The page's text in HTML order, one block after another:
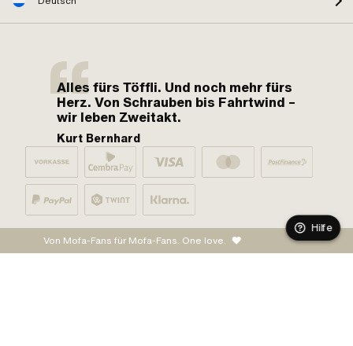
Alles fürs Töffli. Und noch mehr fürs
Herz. Von Schrauben bis Fahrtwind –
wir leben Zweitakt.
Kurt Bernhard
Von Mofa-Fans für Mofa-Fans. One love.
Hilfe